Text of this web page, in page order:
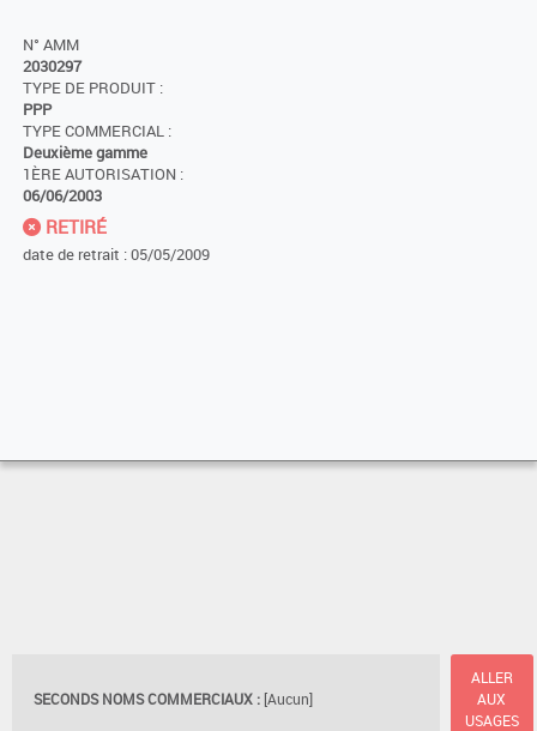
N° AMM
2030297
TYPE DE PRODUIT :
PPP
TYPE COMMERCIAL :
Deuxième gamme
1ÈRE AUTORISATION :
06/06/2003
RETIRÉ
date de retrait : 05/05/2009
SECONDS NOMS COMMERCIAUX : [Aucun]
ALLER
AUX
USAGES